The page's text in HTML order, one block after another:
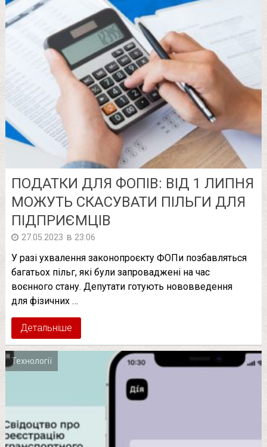
ПОДАТКИ ДЛЯ ФОПІВ: ВІД 1 ЛИПНЯ
МОЖУТЬ СКАСУВАТИ ПІЛЬГИ ДЛЯ
ПІДПРИЄМЦІВ
27.05.2023 в 23:06
У разі ухвалення законопроєкту ФОПи позбавляться
багатьох пільг, які були запроваджені на час
воєнного стану. Депутати готують нововведення
для фізичних …
Детальніше
Технології